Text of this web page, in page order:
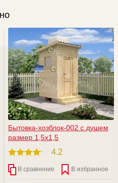
Бытовка-хозблок-002 с душем
размер 1,5х1,5
4.2
В сравнение В избранное